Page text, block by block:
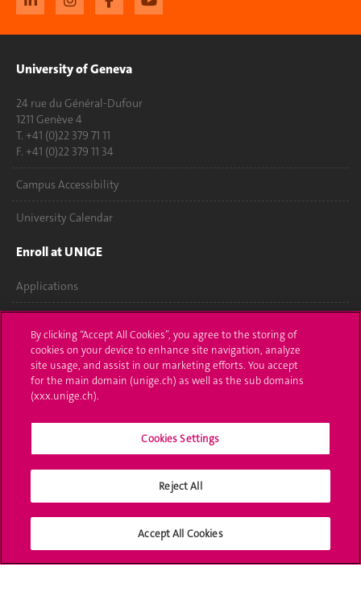
University of Geneva
24 rue du Général-Dufour
1211 Genève 4
T. +41 (0)22 379 71 11
F. +41 (0)22 379 11 34
Campus Accessibility
University Calendar
Enroll at UNIGE
Applications
Ask a question
Contact
Media
Library
Social Media
By clicking “Accept All Cookies”, you agree to the storing of
cookies on your device to enhance site navigation, analyze
site usage, and assist in our marketing efforts. You accept
for the main domain (unige.ch) as well as the sub domains
(xxx.unige.ch).
Cookies Settings
Reject All
Accept All Cookies